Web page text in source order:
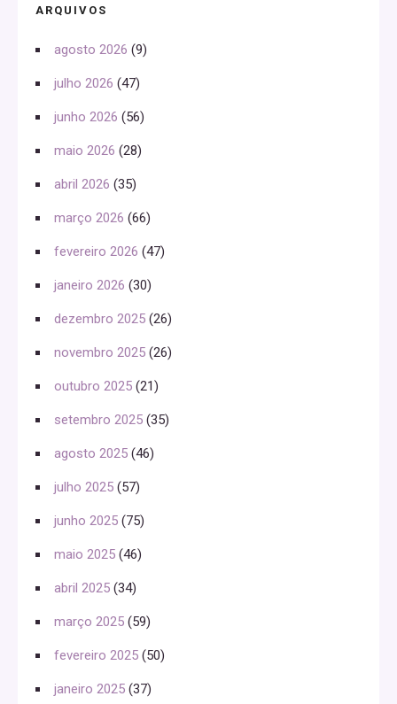
ARQUIVOS
agosto 2026 (9)
julho 2026 (47)
junho 2026 (56)
maio 2026 (28)
abril 2026 (35)
março 2026 (66)
fevereiro 2026 (47)
janeiro 2026 (30)
dezembro 2025 (26)
novembro 2025 (26)
outubro 2025 (21)
setembro 2025 (35)
agosto 2025 (46)
julho 2025 (57)
junho 2025 (75)
maio 2025 (46)
abril 2025 (34)
março 2025 (59)
fevereiro 2025 (50)
janeiro 2025 (37)